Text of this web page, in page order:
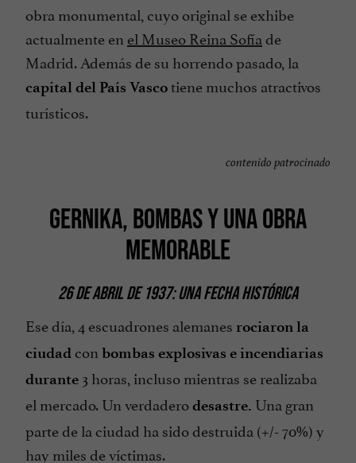
obra monumental, cuyo original se exhibe
actualmente en el Museo Reina Sofíade
Madrid. Además de su horrendo pasado, la
capital del País Vascotiene muchos atractivos
turísticos.
contenido patrocinado
GERNIKA, BOMBAS Y UNA OBRA
MEMORABLE
26 DE ABRIL DE 1937: UNA FECHA HISTÓRICA
Ese día, 4 escuadrones alemanes rociaron la
ciudad con bombas explosivas e incendiarias
durante 3 horas, incluso mientras se realizaba
el mercado. Un verdaderodesastre. Una gran
parte de la ciudad ha sido destruida (+/- 70%) y
hay miles de víctimas.